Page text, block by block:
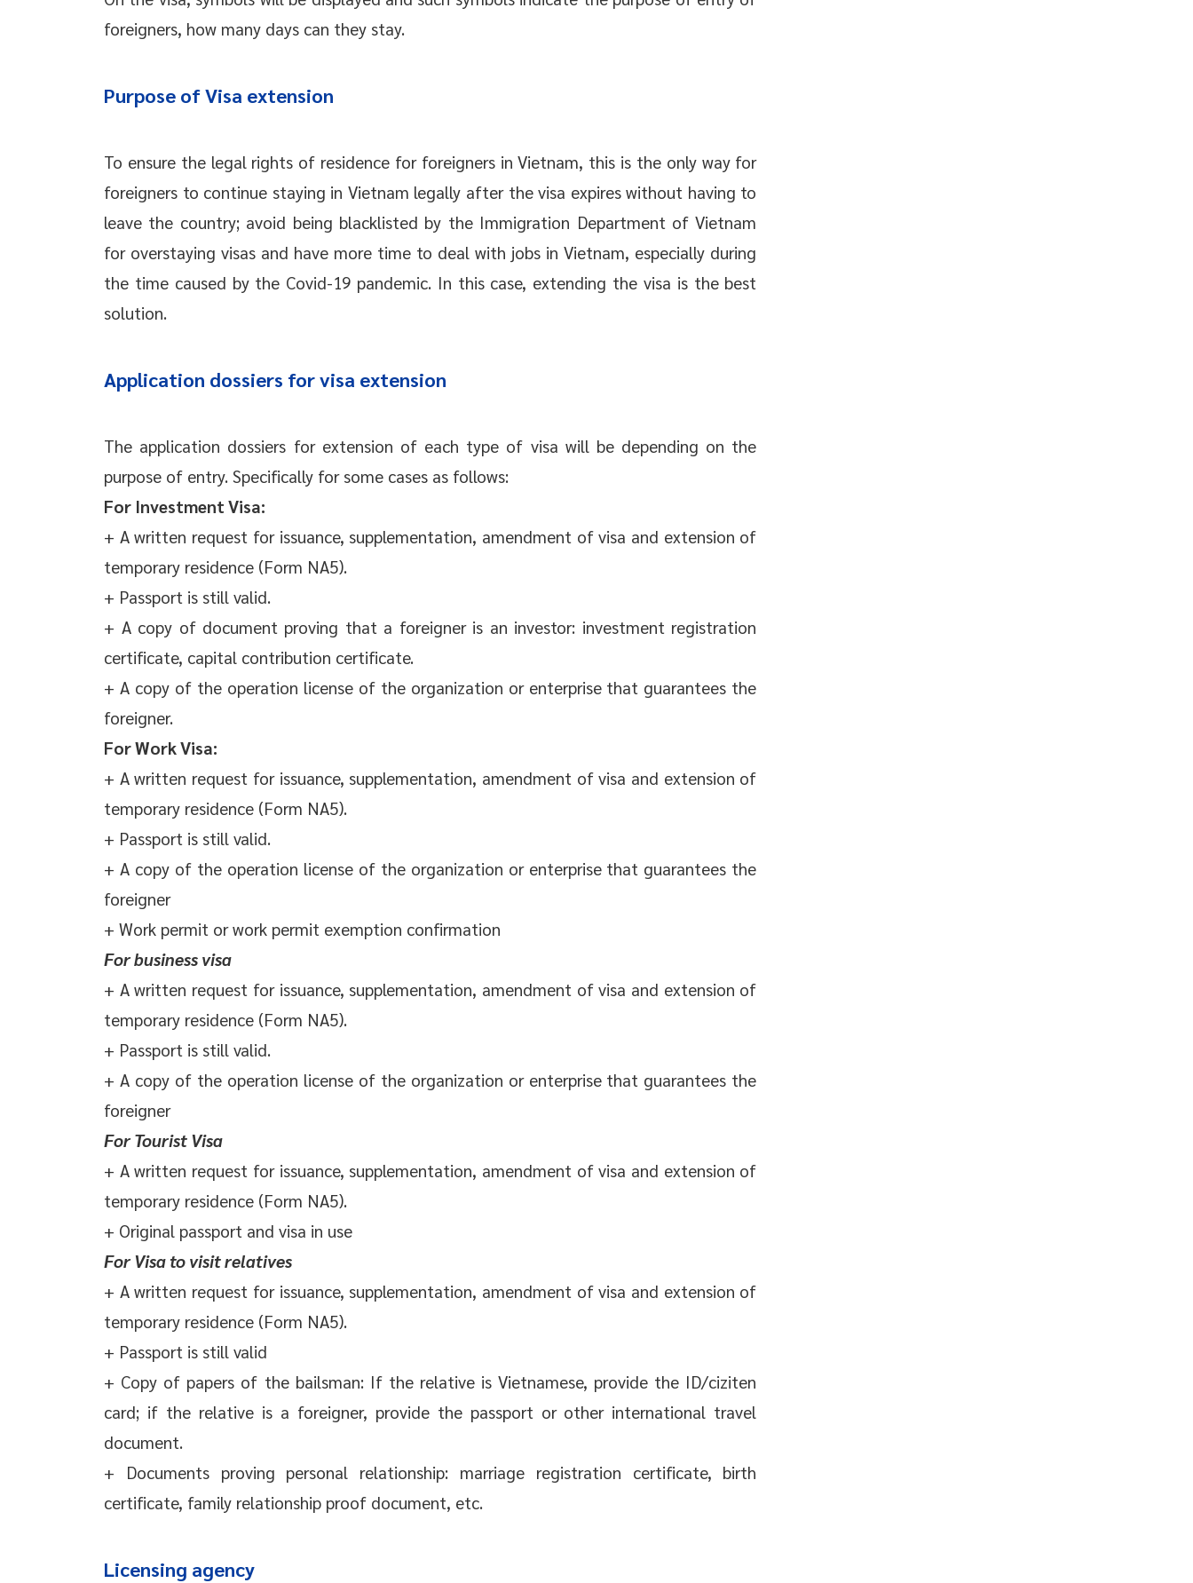
foreigners, how many days can they stay.
Purpose of Visa extension
To ensure the legal rights of residence for foreigners in Vietnam, this is the only way for
foreigners to continue staying in Vietnam legally after the visa expires without having to
leave the country; avoid being blacklisted by the Immigration Department of Vietnam
for overstaying visas and have more time to deal with jobs in Vietnam, especially during
the time caused by the Covid-19 pandemic. In this case, extending the visa is the best
solution.
Application dossiers for visa extension
The application dossiers for extension of each type of visa will be depending on the
purpose of entry. Specifically for some cases as follows:
For Investment Visa:
+ A written request for issuance, supplementation, amendment of visa and extension of
temporary residence (Form NA5).
+ Passport is still valid.
+ A copy of document proving that a foreigner is an investor: investment registration
certificate, capital contribution certificate.
+ A copy of the operation license of the organization or enterprise that guarantees the
foreigner.
For Work Visa:
+ A written request for issuance, supplementation, amendment of visa and extension of
temporary residence (Form NA5).
+ Passport is still valid.
+ A copy of the operation license of the organization or enterprise that guarantees the
foreigner
+ Work permit or work permit exemption confirmation
For business visa
+ A written request for issuance, supplementation, amendment of visa and extension of
temporary residence (Form NA5).
+ Passport is still valid.
+ A copy of the operation license of the organization or enterprise that guarantees the
foreigner
For Tourist Visa
+ A written request for issuance, supplementation, amendment of visa and extension of
temporary residence (Form NA5).
+ Original passport and visa in use
For Visa to visit relatives
+ A written request for issuance, supplementation, amendment of visa and extension of
temporary residence (Form NA5).
+ Passport is still valid
+ Copy of papers of the bailsman: If the relative is Vietnamese, provide the ID/ciziten
card; if the relative is a foreigner, provide the passport or other international travel
document.
+ Documents proving personal relationship: marriage registration certificate, birth
certificate, family relationship proof document, etc.
Licensing agency